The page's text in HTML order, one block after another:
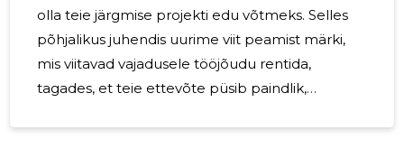
olla teie järgmise projekti edu võtmeks. Selles
põhjalikus juhendis uurime viit peamist märki,
mis viitavad vajadusele tööjõudu rentida,
tagades, et teie ettevõte püsib paindlik,